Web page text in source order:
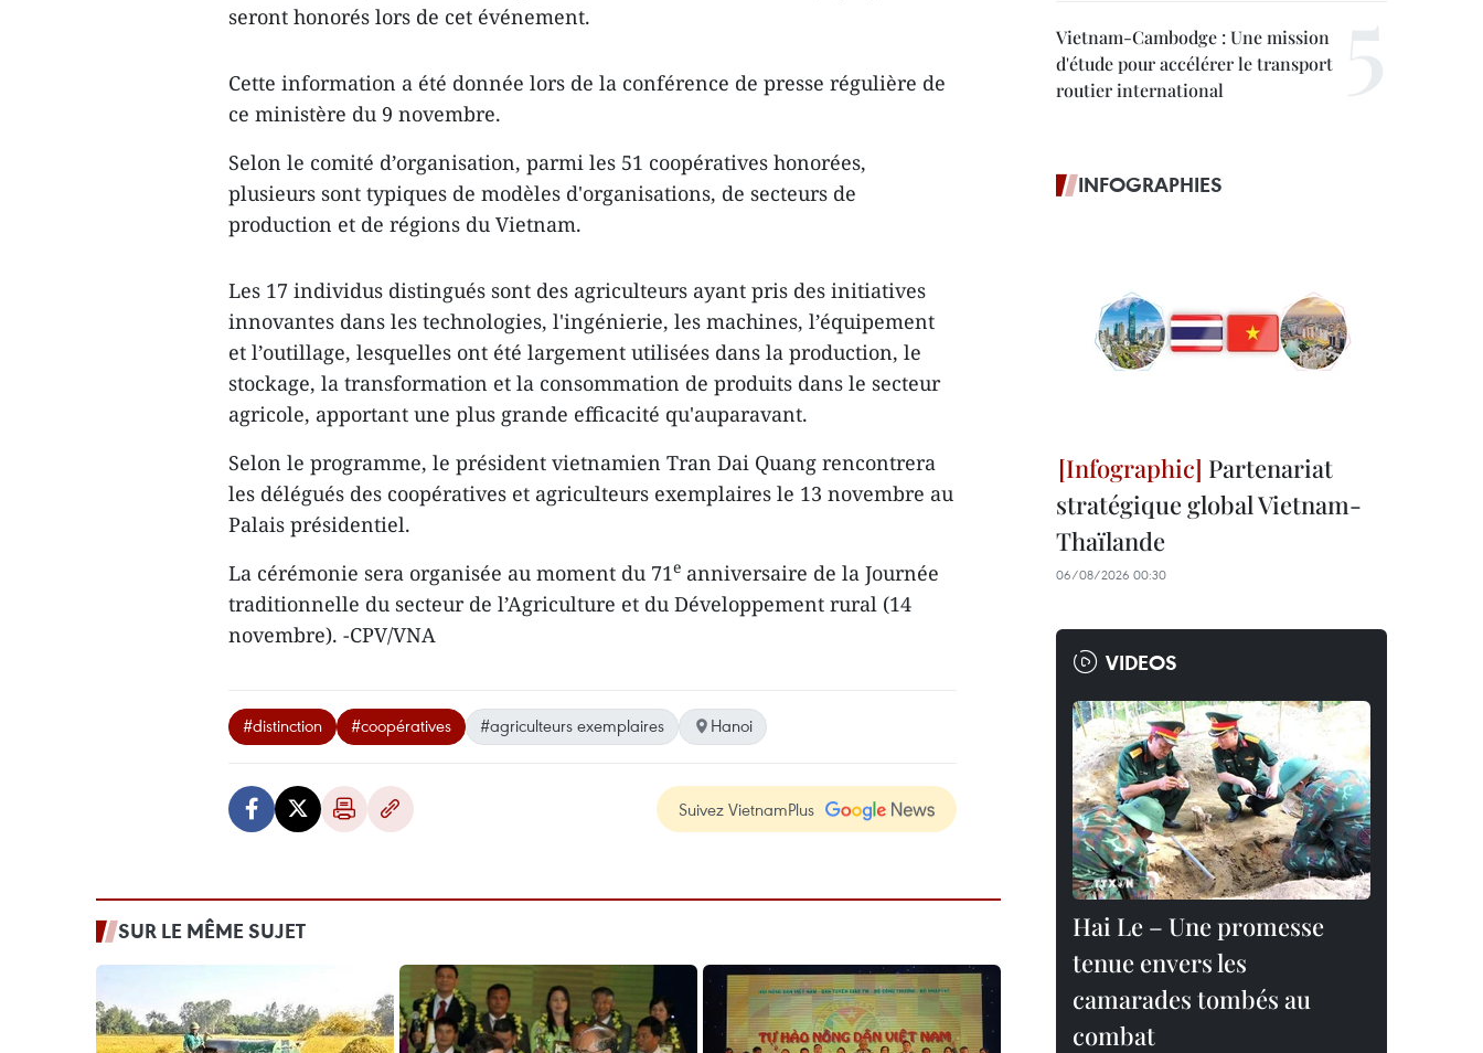
seront honorés lors de cet événement.
Cette information a été donnée lors de la conférence de presse régulière de
ce ministère du 9 novembre.
Selon le comité d’organisation, parmi les 51 coopératives honorées,
plusieurs sont typiques de modèles d'organisations, de secteurs de
production et de régions du Vietnam.
Les 17 individus distingués sont des agriculteurs ayant pris des initiatives
innovantes dans les technologies, l'ingénierie, les machines, l’équipement
et l’outillage, lesquelles ont été largement utilisées dans la production, le
stockage, la transformation et la consommation de produits dans le secteur
agricole, apportant une plus grande efficacité qu'auparavant.
Selon le programme, le président vietnamien Tran Dai Quang rencontrera
les délégués des coopératives et agriculteurs exemplaires le 13 novembre au
Palais présidentiel.
La cérémonie sera organisée au moment du 71e anniversaire de la Journée
traditionnelle du secteur de l’Agriculture et du Développement rural (14
novembre). -CPV/VNA
#distinction #coopératives #agriculteurs exemplaires Hanoi
Suivez VietnamPlus
SUR LE MÊME SUJET
Vietnam-Cambodge : Une mission
d'étude pour accélérer le transport
routier international
INFOGRAPHIES
Partenariat
stratégique global Vietnam-
Thaïlande
06/08/2026 00:30
VIDEOS
Hai Le – Une promesse
tenue envers les
camarades tombés au
combat